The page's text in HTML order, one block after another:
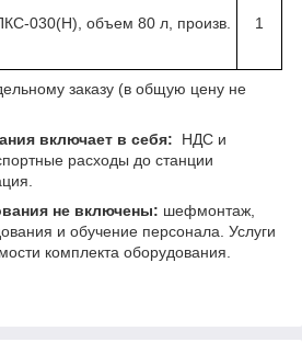
030(Н), объем 80 л, произв.
1
заказу (в общую цену не
включает в себя: НДС и
расходы до станции
не включены: шефмонтаж,
и обучение персонала. Услуги
комплекта оборудования.